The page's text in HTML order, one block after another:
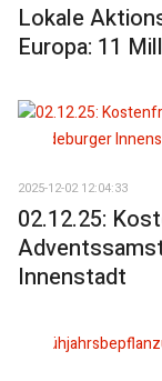
Lokale
Europa: 11
2025-12-02 12:04:33
02.12.25:
Innenstadt